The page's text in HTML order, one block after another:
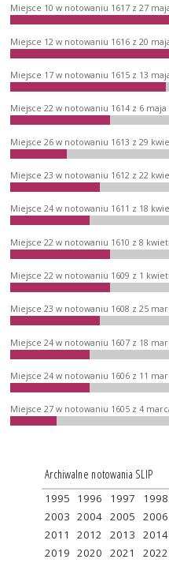
Miejsce 10 w notowaniu 1617 z 27
Miejsce 12 w notowaniu 1616 z 20
Miejsce 17 w notowaniu 1615 z 13
Miejsce 22 w notowaniu 1614 z 6
Miejsce 26 w notowaniu 1613 z 29
Miejsce 23 w notowaniu 1612 z 22
Miejsce 24 w notowaniu 1611 z 18
Miejsce 22 w notowaniu 1610 z 8
Miejsce 22 w notowaniu 1609 z 1
Miejsce 23 w notowaniu 1608 z 25
Miejsce 24 w notowaniu 1607 z 18
Miejsce 24 w notowaniu 1606 z 11
Miejsce 27 w notowaniu 1605 z 4
Archiwalne notowania SLIP
1995 1996 1997 1998
2003 2004 2005 2006
2011
2012 2013 2014
2019 2020 2021 2022